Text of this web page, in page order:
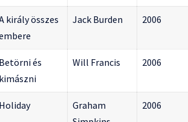
király összes
Jack Burden 2006
Betörni és
kimászni
Will Francis 2006
Holiday
Graham
2006